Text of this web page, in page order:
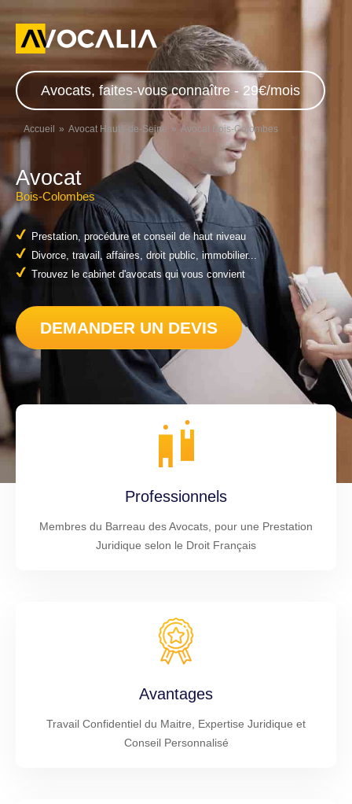
Avocats, faites-vous connaître - 29€/mois
Accueil Avocat Hauts-de-Seine Avocat Bois-Colombes
Avocat
Bois-Colombes
Prestation, procédure et conseil de haut niveau
Divorce, travail, affaires, droit public, immobilier...
Trouvez le cabinet d'avocats qui vous convient
DEMANDER UN DEVIS
Professionnels
Membres du Barreau des Avocats, pour une Prestation
Juridique selon le Droit Français
Avantages
Travail Confidentiel du Maitre, Expertise Juridique et
Conseil Personnalisé